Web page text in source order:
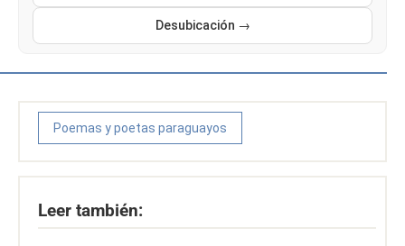
Desubicación →
Poemas y poetas paraguayos
Leer también: